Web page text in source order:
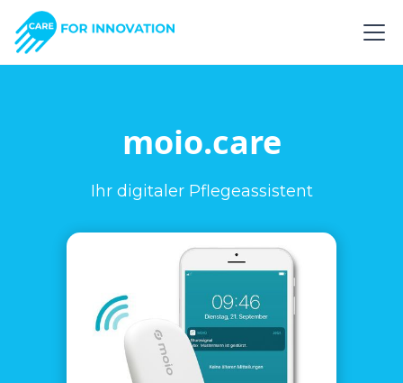
moio.care
Ihr digitaler Pflegeassistent